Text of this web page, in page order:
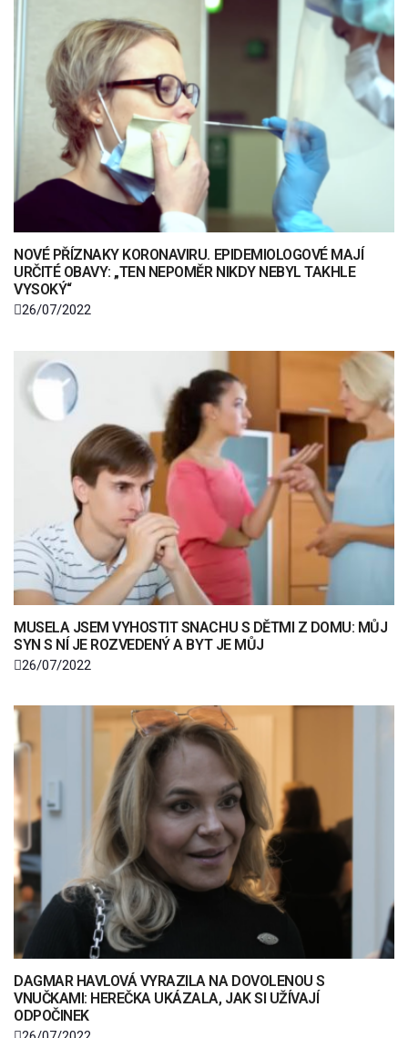
NOVÉ PŘÍZNAKY KORONAVIRU. EPIDEMIOLOGOVÉ MAJÍ
URČITÉ OBAVY: „TEN NEPOMĚR NIKDY NEBYL TAKHLE
VYSOKÝ“
26/07/2022
MUSELA JSEM VYHOSTIT SNACHU S DĚTMI Z DOMU: MŮJ
SYN S NÍ JE ROZVEDENÝ A BYT JE MŮJ
26/07/2022
DAGMAR HAVLOVÁ VYRAZILA NA DOVOLENOU S
VNUČKAMI: HEREČKA UKÁZALA, JAK SI UŽÍVAJÍ
ODPOČINEK